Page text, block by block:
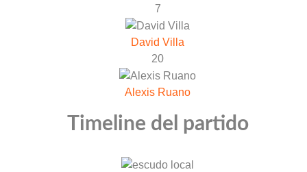
7
David Villa
20
Alexis Ruano
Timeline del partido